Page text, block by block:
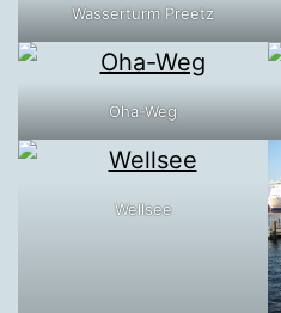
Wasserturm Preetz
Oha-Weg
Wellsee